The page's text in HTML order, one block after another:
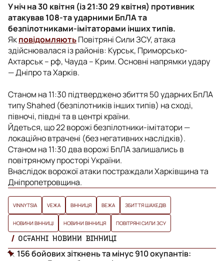
У ніч на 30 квітня (із 21:30 29 квітня) противник
атакував 108-та ударними БпЛА та
безпілотниками-імітаторами інших типів.
ЯкповідомляютьПовітряні Сили ЗСУ, атака
здійснювалася із районів: Курськ, Приморсько-
Ахтарськ – рф, Чауда – Крим. Основні напрямки удару
— Дніпро та Харків.
Станом на 11:30 підтверджено збиття 50 ударних БпЛА
типу Shahed (безпілотників інших типів) на сході,
півночі, півдні та в центрі країни.
Йдеться, що 22 ворожі безпілотники-імітатори —
локаційно втрачені (без негативних наслідків).
Станом на 11:30 два ворожі БпЛА залишались в
повітряному просторі України.
Внаслідок ворожої атаки постраждали Харківщина та
Дніпропетровщина.
VINNYTSIA VЕЖА ВІННИЦЯ ВЕЖА ЗБИТТЯ ШАХЕДІВ
НОВИНИ ВІННИЦІ НОВИНИ ВІННИЦЯ ПОВІТРЯНІ СИЛИ ЗСУ
ОСТАННІ НОВИНИ ВІННИЦІ
156 бойових зіткнень та мінус 910 окупантів: